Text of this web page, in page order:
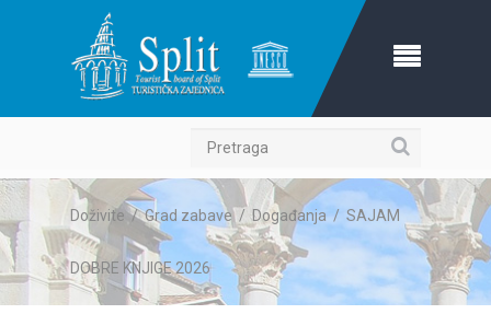
Pretraga
Doživite/Grad zabave/Događanja/ SAJAM
DOBRE KNJIGE 2026